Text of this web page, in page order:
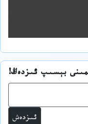
بېسىپ ئىزدەڭ!